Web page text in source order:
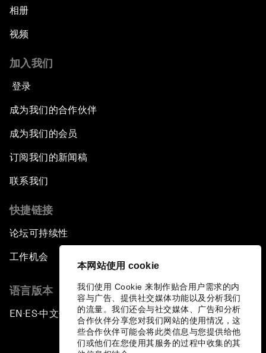
本网站使用 cookie
我们使用 Cookie 来制作贴合用户需求的内
容与广告、提供社交媒体功能以及分析我们
的流量。我们还会与社交媒体、广告和分析
合作伙伴分享您对我们网站的使用情况，这
些合作伙伴可能会将此类信息与您提供给他
们或他们在您使用其服务的过程中收集的其
相册
视频
加入我们
登录
成为我们的合作伙伴
成为我们的会员
订阅我们的新闻稿
联系我们
快捷链接
论坛可持续性
工作机会
语言版本
EN ▪ES▪中文▪ 日本語